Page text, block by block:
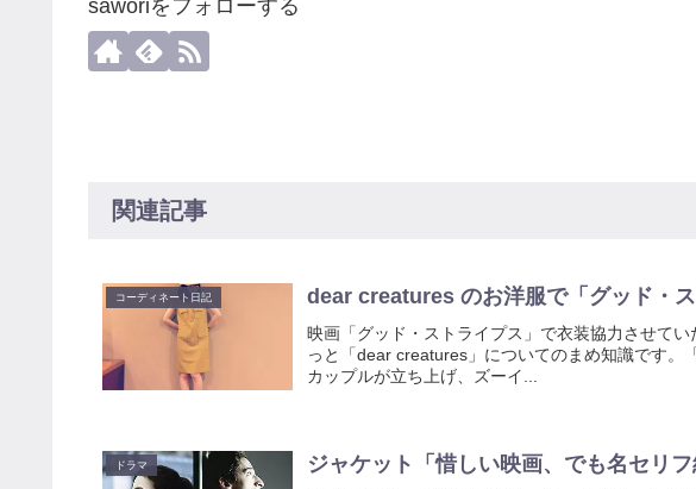
saworiをフォローする
関連記事
コーディネート日記 dear creatures のお洋服で「グッド・ス
映画「グッド・ストライプス」で衣装協力させて
っと「dear creatures」についてのまめ知識です。
カップルが立ち上げ、ズーイ...
ドラマ ジャケット「惜しい映画、でも名セリフ